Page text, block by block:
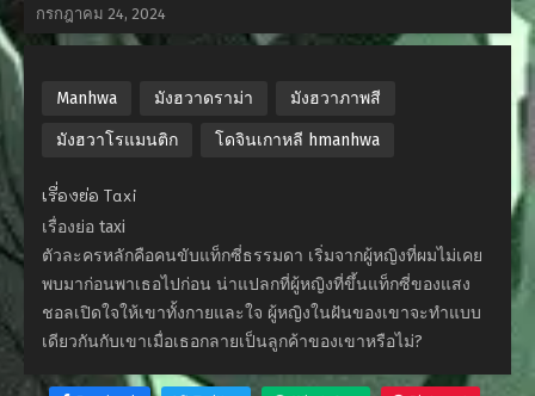
กรกฎาคม 24, 2024
Manhwa มังฮวาดราม่า มังฮวาภาพสี
มังฮวาโรแมนติก โดจินเกาหลี hmanhwa
เรื่องย่อ Taxi
เรื่องย่อ taxi
ตัวละครหลักคือคนขับแท็กซี่ธรรมดา เริ่มจากผู้หญิงที่ผมไม่เคย
พบมาก่อนพาเธอไปก่อน น่าแปลกที่ผู้หญิงที่ขึ้นแท็กซี่ของแสง
ชอลเปิดใจให้เขาทั้งกายและใจ ผู้หญิงในฝันของเขาจะทำแบบ
เดียวกันกับเขาเมื่อเธอกลายเป็นลูกค้าของเขาหรือไม่?